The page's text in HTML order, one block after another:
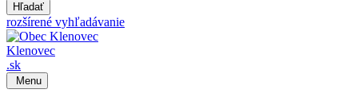
Hľadať
rozšírené vyhľadávanie
Klenovec
.sk
Menu